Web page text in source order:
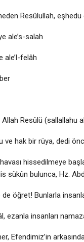
Resûlullah,
ale’s-salah
ale’l-felâh
Resûlü (sallallahu
ve hak bir rüya, dedi
hissedilmeye
sükûn bulunca, Hz.
de öğret! Bunlarla
ezanla insanları
Efendimiz’in